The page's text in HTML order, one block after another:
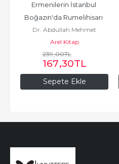
Sepete Ekle
Ermenilerin İstanbul
Boğazın'da Rumelihisarı
Semtindeki İlk İskân...
Dr. Abdullah Mehmet
Avunduk
Arel Kitap
239,00TL
167,30TL